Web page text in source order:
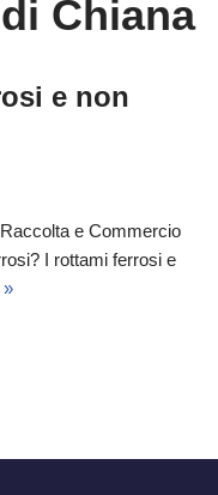
Chiana
e non
e Commercio
I rottami ferrosi e
»